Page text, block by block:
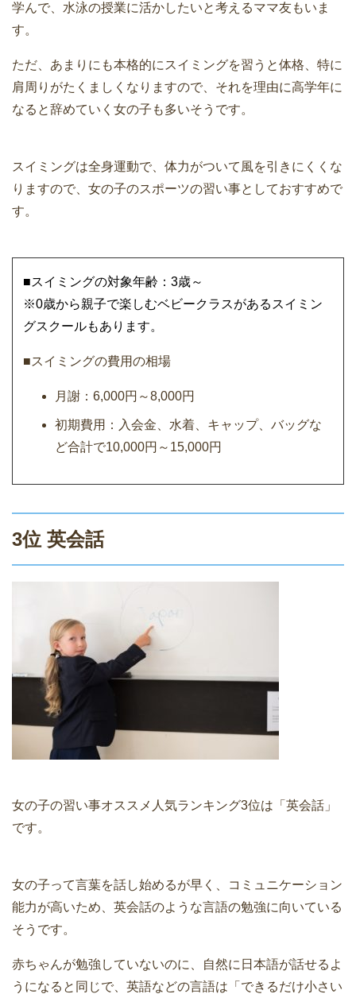
学んで、水泳の授業に活かしたいと考えるママ友もいま
す。
ただ、あまりにも本格的にスイミングを習うと体格、特に
肩周りがたくましくなりますので、それを理由に高学年に
なると辞めていく女の子も多いそうです。
スイミングは全身運動で、体力がついて風を引きにくくな
りますので、女の子のスポーツの習い事としておすすめで
す。
■スイミングの対象年齢：3歳～
※0歳から親子で楽しむベビークラスがあるスイミン
グスクールもあります。
■スイミングの費用の相場
月謝：6,000円～8,000円
初期費用：入会金、水着、キャップ、バッグな
ど合計で10,000円～15,000円
3位 英会話
女の子の習い事オススメ人気ランキング3位は「英会話」
です。
女の子って言葉を話し始めるが早く、コミュニケーション
能力が高いため、英会話のような言語の勉強に向いている
そうです。
赤ちゃんが勉強していないのに、自然に日本語が話せるよ
うになると同じで、英語などの言語は「できるだけ小さい